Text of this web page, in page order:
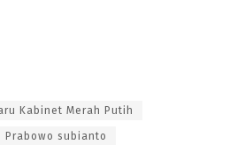
Kabinet Merah Putih
Prabowo subianto